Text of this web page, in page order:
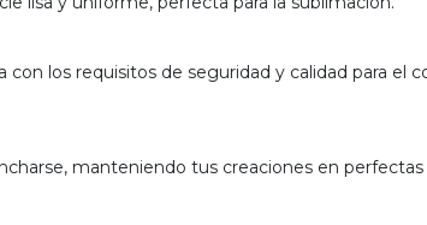
con los requisitos de seguridad y calidad para el
manteniendo tus creaciones en